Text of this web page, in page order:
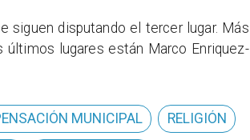
siguen disputando el tercer lugar. Más
lugares están Marco Enriquez-
MUNICIPAL RELIGIÓN